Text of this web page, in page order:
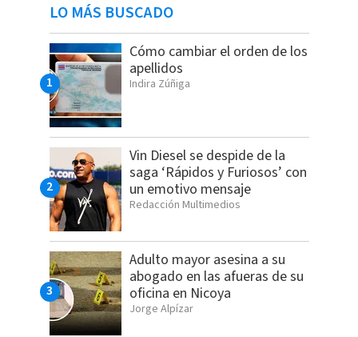
LO MÁS BUSCADO
Cómo cambiar el orden de los
apellidos
Indira Zúñiga
Vin Diesel se despide de la
saga ‘Rápidos y Furiosos’ con
un emotivo mensaje
Redacción Multimedios
Adulto mayor asesina a su
abogado en las afueras de su
oficina en Nicoya
Jorge Alpízar